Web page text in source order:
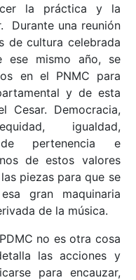
la práctica y la
Durante una reunión
de cultura celebrada
ese mismo año, se
en el PNMC para
y de esta
Cesar. Democracia,
igualdad,
de pertenencia e
de estos valores
piezas para que se
gran maquinaria
de la música.
no es otra cosa
las acciones y
para encauzar,